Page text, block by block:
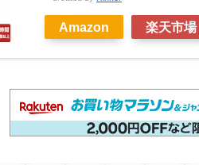
Amazon 楽天市場